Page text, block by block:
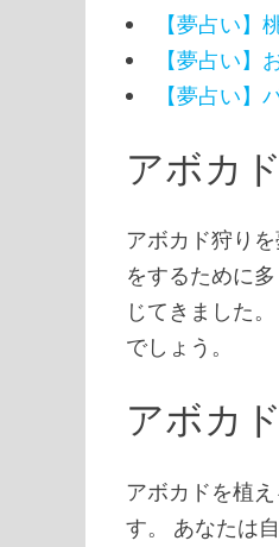
【夢占い】
【夢占い】
【夢占い】
アボカ
アボカド狩り
をするために
じてきました
でしょう。
アボカ
アボカドを植
す。 あなたは